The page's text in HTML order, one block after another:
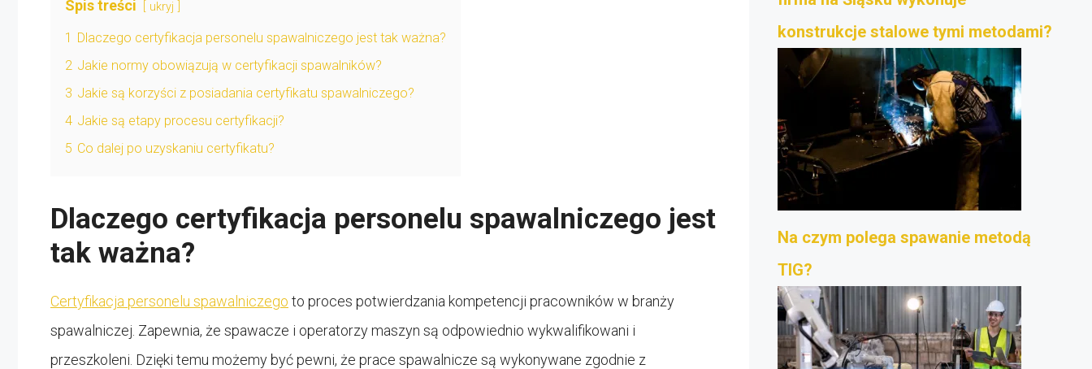
Spis treści ukryj
1 Dlaczego certyfikacja personelu spawalniczego jest tak ważna?
2 Jakie normy obowiązują w certyfikacji spawalników?
3 Jakie są korzyści z posiadania certyfikatu spawalniczego?
4 Jakie są etapy procesu certyfikacji?
5 Co dalej po uzyskaniu certyfikatu?
Dlaczego certyfikacja personelu spawalniczego jest
tak ważna?
Certyfikacja personelu spawalniczego to proces potwierdzania kompetencji pracowników w branży
spawalniczej. Zapewnia, że spawacze i operatorzy maszyn są odpowiednio wykwalifikowani i
przeszkoleni. Dzięki temu możemy być pewni, że prace spawalnicze są wykonywane zgodnie z
konstrukcje stalowe tymi metodami?
Na czym polega spawanie metodą
TIG?